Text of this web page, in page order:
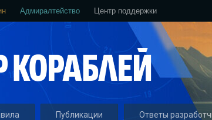
Адмиралтейство Центр поддержки
Публикации Ответы